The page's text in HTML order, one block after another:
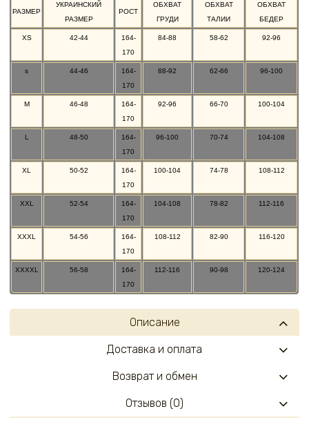
РАЗМЕР
УКРАИНСКИЙ
РАЗМЕР
РОСТ
ОБХВАТ
ГРУДИ
ОБХВАТ
ТАЛИИ
ОБХВАТ
БЕДЕР
XS 42-44
164-
170
84-88 58-62 92-96
s 44-46
164-
170
88-92 62-66 96-100
M 46-48
164-
170
92-96 66-70 100-104
L 48-50
164-
170
96-100 70-74 104-108
XL 50-52
164-
170
100-104 74-78 108-112
XXL 52-54
164-
170
104-108 78-82 112-116
XXXL 54-56
164-
170
108-112 82-90 116-120
XXXXL 56-58
164-
170
112-116 90-98 120-124
Описание
Доставка и оплата
Возврат и обмен
Отзывов (0)